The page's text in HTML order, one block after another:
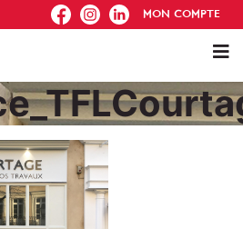
FB IG IN MON COMPTE